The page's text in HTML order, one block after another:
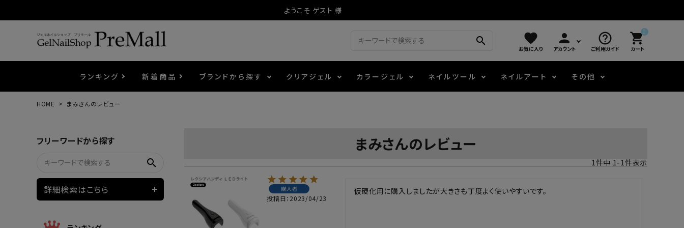
ようこそ ゲスト 様
search favorite
お気に入り
person
アカウント
help_outline
ご利用ガイド
0
shopping_cart
カート
ランキング 新着商品 ブランドから探す クリアジェル カラージェル
マグネティフラッシュジェル
ウェービージェル 3Dクレイジェル
ファージェル
ネイルツール
チャート・チップ関連
ネイルマシン LEDライト
ネイルアート
レジン・モールド
その他
HOME まみさんのレビュー
フリーワードから探す
search
詳細検索はこちら
まみさんのレビュー
1件中 1-1件表示
購入者
投稿日 2023/04/23
仮硬化用に購入しましたが大きさも丁度よく使いやすいです。